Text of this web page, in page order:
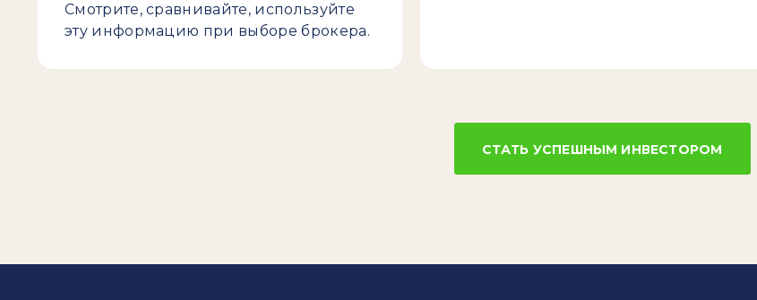
Смотрите, сравнивайте, используйте
эту информацию при выборе брокера.
СТАТЬ УСПЕШНЫМ ИНВЕСТОРОМ